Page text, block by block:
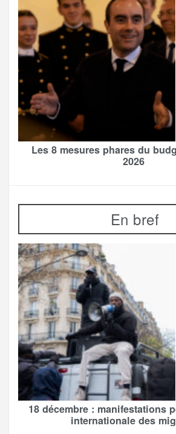
Les 8 mesures phares du
2026
En bref
18 décembre : manifestations
internationale des